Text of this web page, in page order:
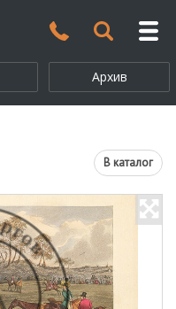
Архив
В каталог